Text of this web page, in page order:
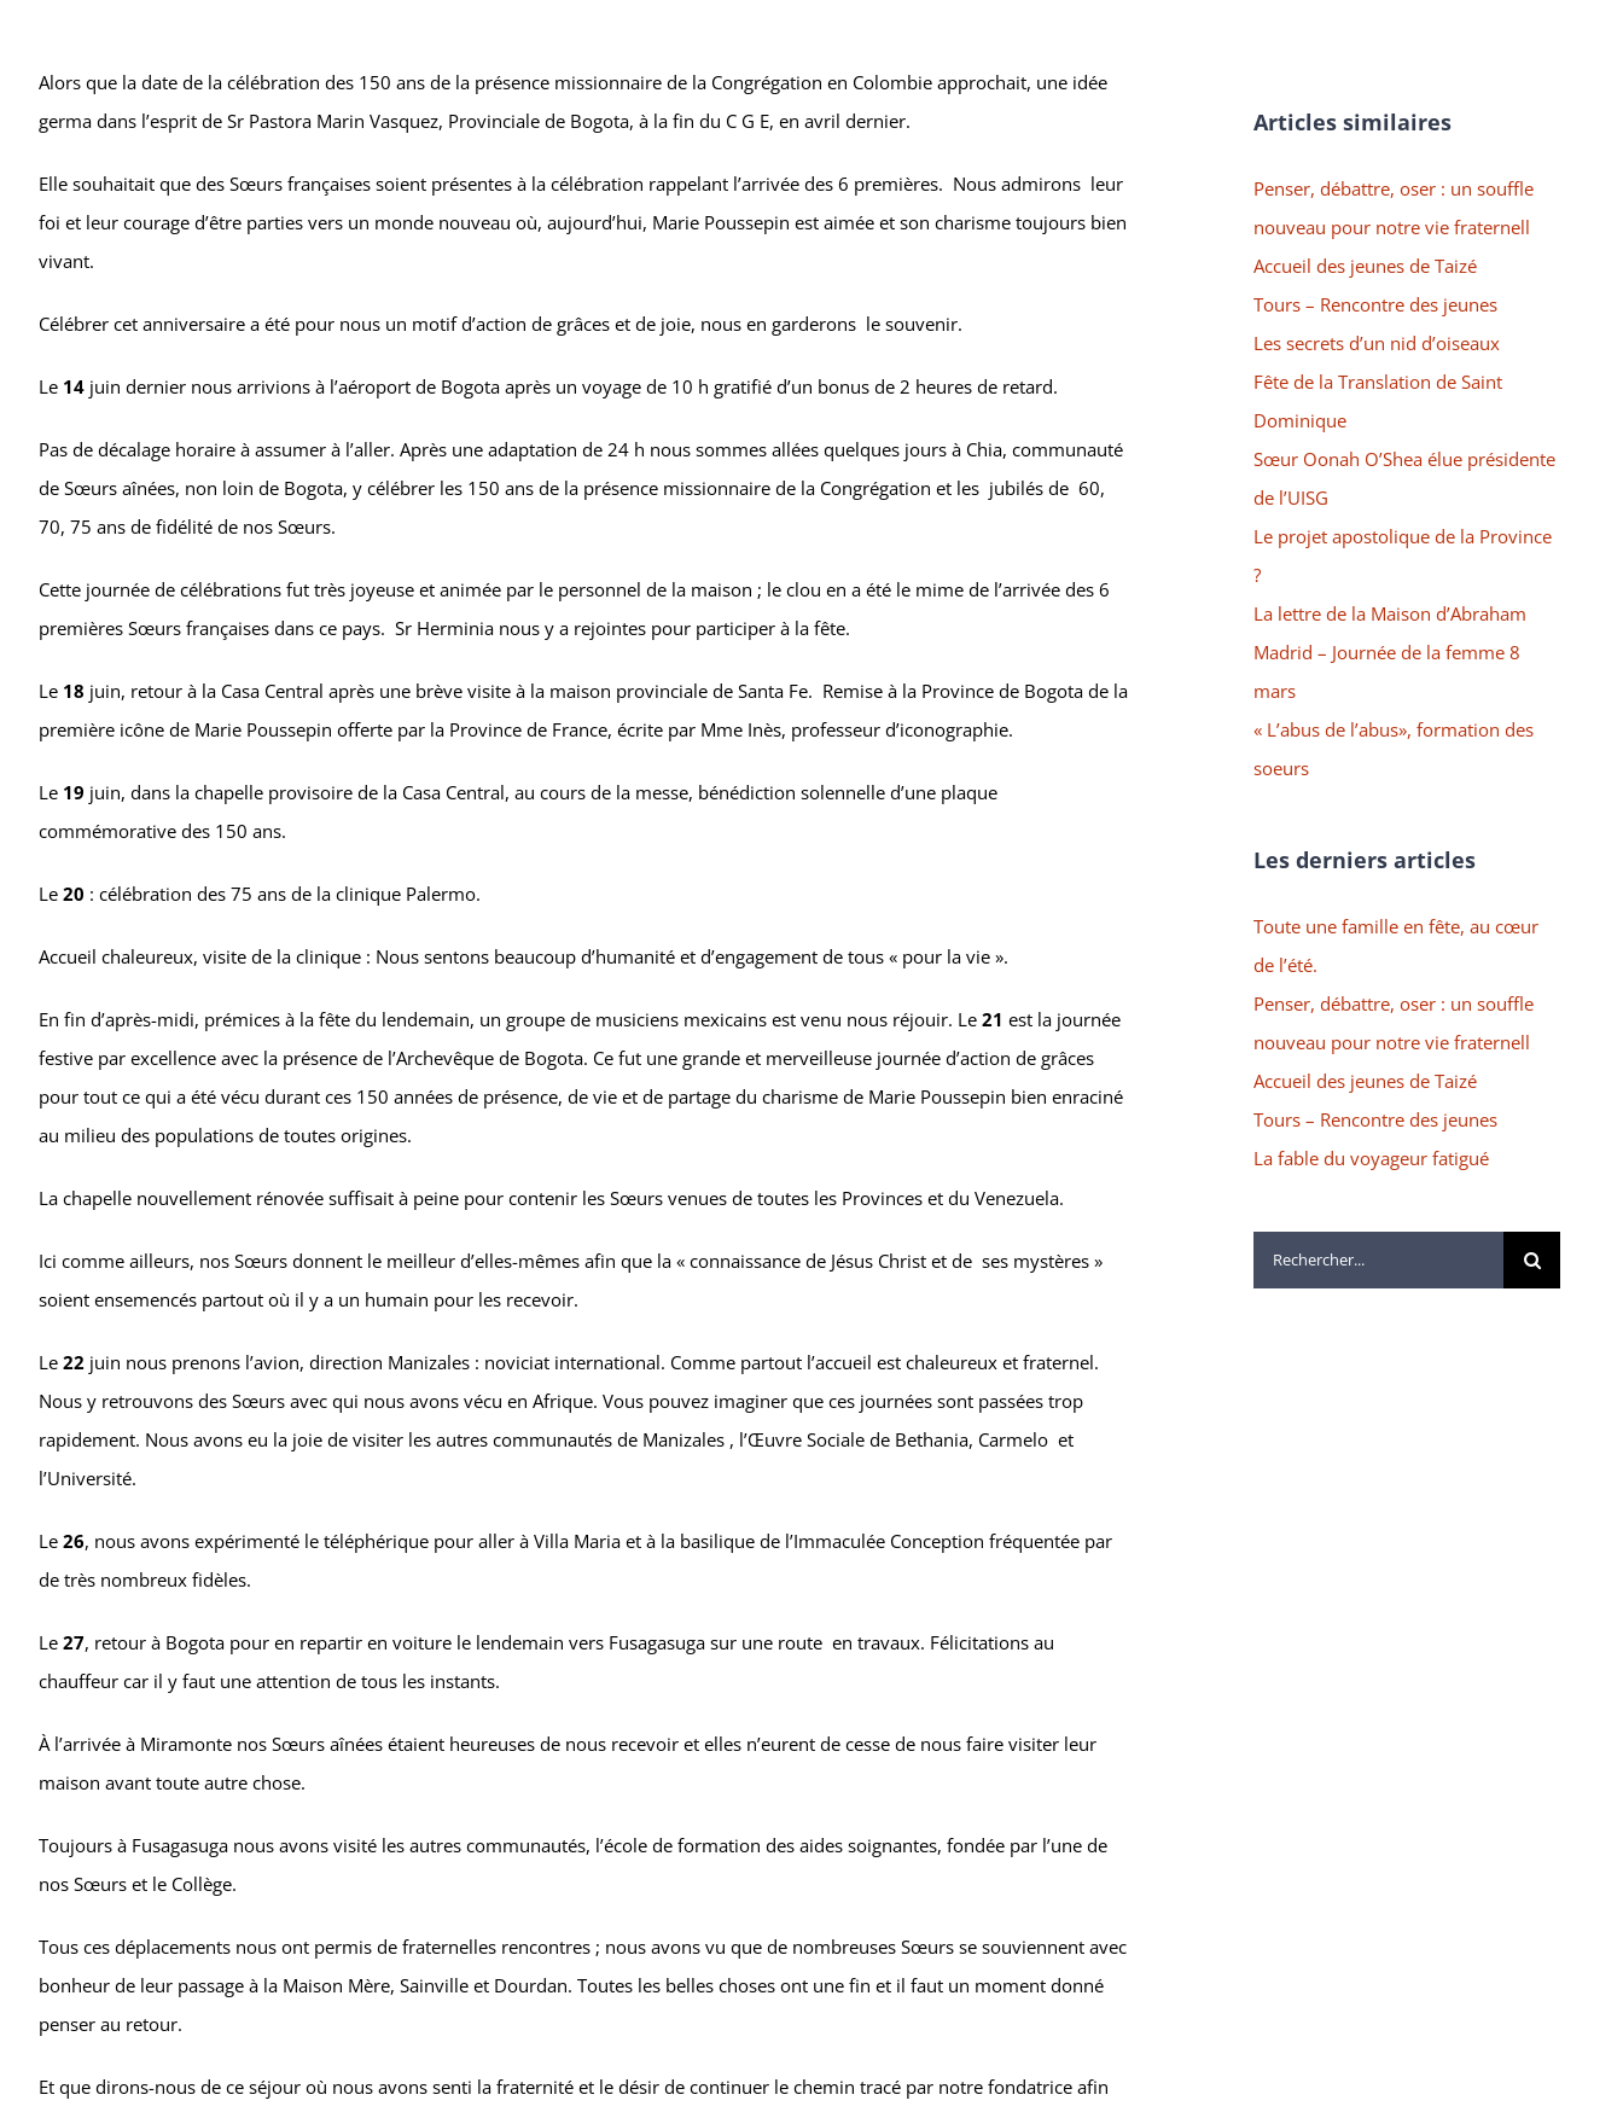
Alors que la date de la célébration des 150 ans de la présence missionnaire de la Congrégation en Colombie approchait, une idée
germa dans l’esprit de Sr Pastora Marin Vasquez, Provinciale de Bogota, à la fin du C G E, en avril dernier.
Elle souhaitait que des Sœurs françaises soient présentes à la célébration rappelant l’arrivée des 6 premières. Nous admirons leur
foi et leur courage d’être parties vers un monde nouveau où, aujourd’hui, Marie Poussepin est aimée et son charisme toujours bien
vivant.
Célébrer cet anniversaire a été pour nous un motif d’action de grâces et de joie, nous en garderons le souvenir.
Le 14juin dernier nous arrivions à l’aéroport de Bogota après un voyage de 10 h gratifié d’un bonus de 2 heures de retard.
Pas de décalage horaire à assumer à l’aller. Après une adaptation de 24 h nous sommes allées quelques jours à Chia, communauté
de Sœurs aînées, non loin de Bogota, y célébrer les 150 ans de la présence missionnaire de la Congrégation et les jubilés de 60,
70, 75 ans de fidélité de nos Sœurs.
Cette journée de célébrations fut très joyeuse et animée par le personnel de la maison ; le clou en a été le mime de l’arrivée des 6
premières Sœurs françaises dans ce pays. Sr Herminia nous y a rejointes pour participer à la fête.
Le 18 juin, retour à la Casa Central après une brève visite à la maison provinciale de Santa Fe. Remise à la Province de Bogota de la
première icône de Marie Poussepin offerte par la Province de France, écrite par Mme Inès, professeur d’iconographie.
Le 19 juin, dans la chapelle provisoire de la Casa Central, au cours de la messe, bénédiction solennelle d’une plaque
commémorative des 150 ans.
Le 20 : célébration des 75 ans de la clinique Palermo.
Accueil chaleureux, visite de la clinique : Nous sentons beaucoup d’humanité et d’engagement de tous « pour la vie ».
En fin d’après-midi, prémices à la fête du lendemain, un groupe de musiciens mexicains est venu nous réjouir. Le 21 est la journée
festive par excellence avec la présence de l’Archevêque de Bogota. Ce fut une grande et merveilleuse journée d’action de grâces
pour tout ce qui a été vécu durant ces 150 années de présence, de vie et de partage du charisme de Marie Poussepin bien enraciné
au milieu des populations de toutes origines.
La chapelle nouvellement rénovée suffisait à peine pour contenir les Sœurs venues de toutes les Provinces et du Venezuela.
Ici comme ailleurs, nos Sœurs donnent le meilleur d’elles-mêmes afin que la « connaissance de Jésus Christ et de ses mystères »
soient ensemencés partout où il y a un humain pour les recevoir.
Le 22juin nous prenons l’avion, direction Manizales : noviciat international. Comme partout l’accueil est chaleureux et fraternel.
Nous y retrouvons des Sœurs avec qui nous avons vécu en Afrique. Vous pouvez imaginer que ces journées sont passées trop
rapidement. Nous avons eu la joie de visiter les autres communautés de Manizales , l’Œuvre Sociale de Bethania, Carmelo et
l’Université.
Le 26, nous avons expérimenté le téléphérique pour aller à Villa Maria et à la basilique de l’Immaculée Conception fréquentée par
de très nombreux fidèles.
Le 27, retour à Bogota pour en repartir en voiture le lendemain vers Fusagasuga sur une route en travaux. Félicitations au
chauffeur car il y faut une attention de tous les instants.
À l’arrivée à Miramonte nos Sœurs aînées étaient heureuses de nous recevoir et elles n’eurent de cesse de nous faire visiter leur
maison avant toute autre chose.
Toujours à Fusagasuga nous avons visité les autres communautés, l’école de formation des aides soignantes, fondée par l’une de
nos Sœurs et le Collège.
Tous ces déplacements nous ont permis de fraternelles rencontres ; nous avons vu que de nombreuses Sœurs se souviennent avec
bonheur de leur passage à la Maison Mère, Sainville et Dourdan. Toutes les belles choses ont une fin et il faut un moment donné
penser au retour.
Et que dirons-nous de ce séjour où nous avons senti la fraternité et le désir de continuer le chemin tracé par notre fondatrice afin
Articles similaires
Penser, débattre, oser : un souffle
nouveau pour notre vie fraternell
Accueil des jeunes de Taizé
Tours – Rencontre des jeunes
Les secrets d’un nid d’oiseaux
Fête de la Translation de Saint
Dominique
Sœur Oonah O’Shea élue présidente
de l’UISG
Le projet apostolique de la Province
?
La lettre de la Maison d’Abraham
Madrid – Journée de la femme 8
mars
« L’abus de l’abus», formation des
soeurs
Les derniers articles
Toute une famille en fête, au cœur
de l’été.
Penser, débattre, oser : un souffle
nouveau pour notre vie fraternell
Accueil des jeunes de Taizé
Tours – Rencontre des jeunes
La fable du voyageur fatigué
Rechercher: